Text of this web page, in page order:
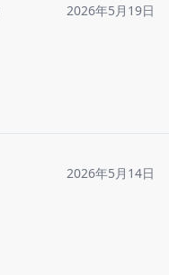
2026年5月19日
2026年5月14日